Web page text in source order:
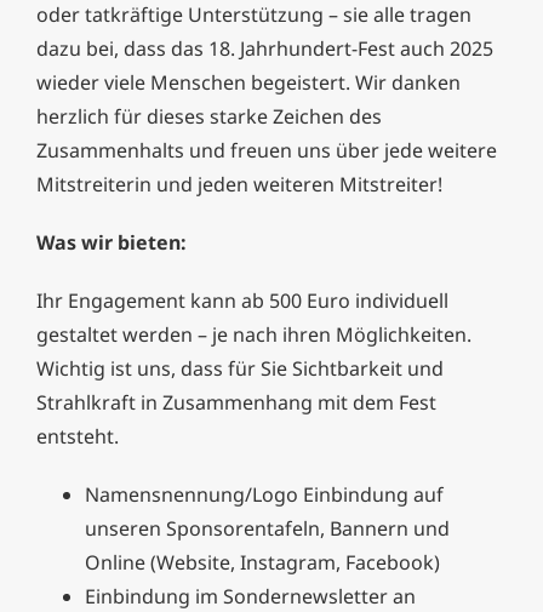
oder tatkräftige Unterstützung – sie alle tragen
dazu bei, dass das 18. Jahrhundert-Fest auch 2025
wieder viele Menschen begeistert. Wir danken
herzlich für dieses starke Zeichen des
Zusammenhalts und freuen uns über jede weitere
Mitstreiterin und jeden weiteren Mitstreiter!
Was wir bieten:
Ihr Engagement kann ab 500 Euro individuell
gestaltet werden – je nach ihren Möglichkeiten.
Wichtig ist uns, dass für Sie Sichtbarkeit und
Strahlkraft in Zusammenhang mit dem Fest
entsteht.
Namensnennung/Logo Einbindung auf
unseren Sponsorentafeln, Bannern und
Online (Website, Instagram, Facebook)
Einbindung im Sondernewsletter an